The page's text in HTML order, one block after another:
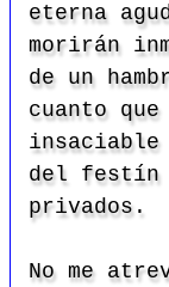
eterna
morirán
de un
cuanto
insaciable
del festín
privados.
No me